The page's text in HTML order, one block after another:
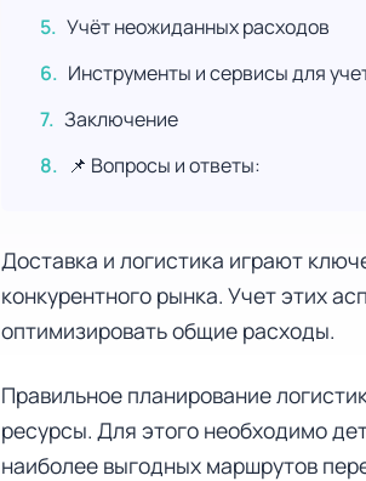
Доставка и логистика играют
конкурентного рынка. Учет этих
оптимизировать общие расходы.
Правильное планирование
ресурсы. Для этого необходимо
наиболее выгодных маршрутов
Учёт неожиданных расходов
Инструменты и сервисы для
Заключение
📌 Вопросы и ответы: